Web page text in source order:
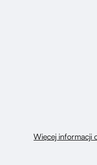
Więcej informacji